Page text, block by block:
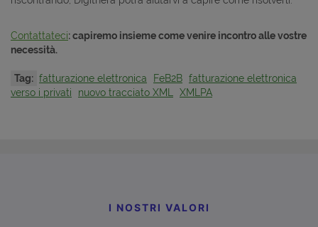
Contattateci: capiremo insieme come venire incontro alle vostre
necessità.
Tag: fatturazione elettronica FeB2B fatturazione elettronica
verso i privati
nuovo tracciato XML XMLPA
I NOSTRI VALORI